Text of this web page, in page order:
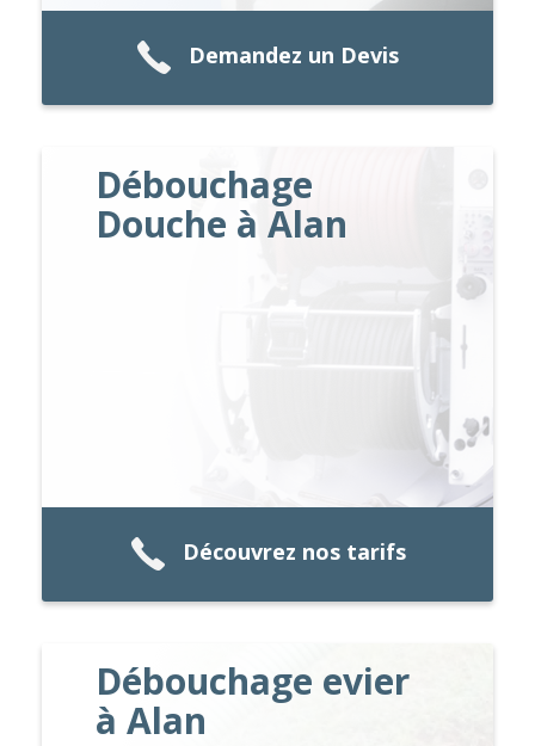
Demandez un Devis
Débouchage
Douche à Alan
Découvrez nos tarifs
Débouchage evier
à Alan